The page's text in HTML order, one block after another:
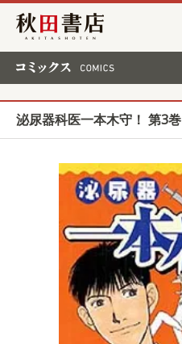
秋田書店
泌尿器科医一本木守！ 第3巻